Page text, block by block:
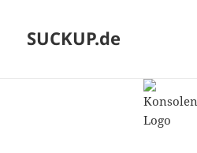
SUCKUP.de